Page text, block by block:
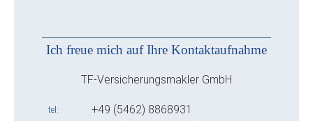
Ich freue mich auf Ihre Kontaktaufnahme
TF-Versicherungsmakler GmbH
tel +49 (5462) 8868931